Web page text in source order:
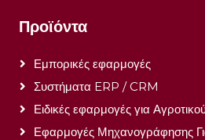
Προϊόντα
Εμπορικές εφαρμογές
Συστήματα ERP / CRM
Ειδικές εφαρμογές για
Εφαρμογές Μηχανογράφησης